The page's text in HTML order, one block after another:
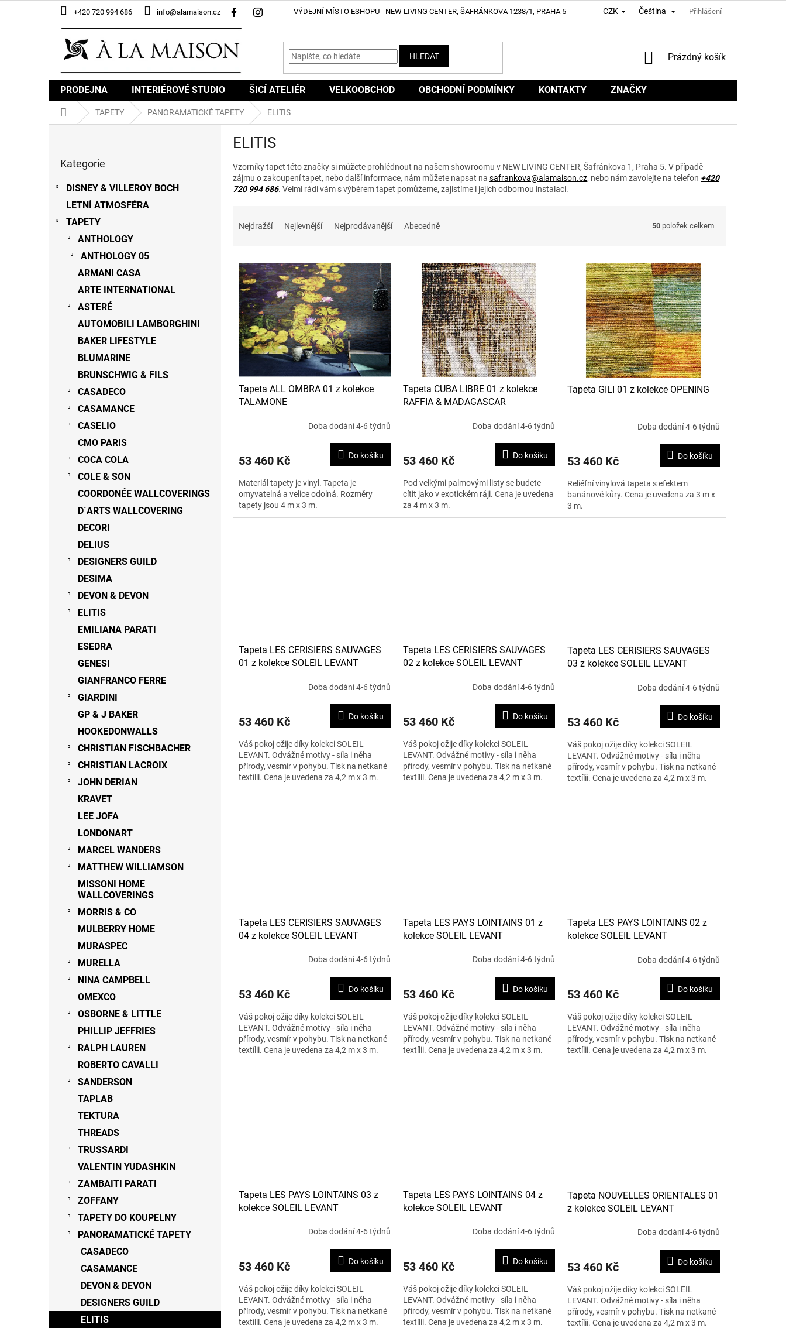
+420 720 994 686 info@alamaison.cz VÝDEJNÍ MÍSTO ESHOPU - NEW LIVING CENTER, ŠAFRÁNKOVA 1238/1, PRAHA 5 CZK Čeština Přihlášení
HLEDAT
NÁKUPNÍ
Prázdný košík
PRODEJNA INTERIÉROVÉ STUDIO ŠICÍ ATELIÉR VELKOOBCHOD OBCHODNÍ PODMÍNKY KONTAKTY ZNAČKY
Domů TAPETY PANORAMATICKÉ TAPETY ELITIS
kategorie
Kategorie
DISNEY & VILLEROY BOCH
LETNÍ ATMOSFÉRA
TAPETY
ANTHOLOGY
ANTHOLOGY 05
ARMANI CASA
ARTE INTERNATIONAL
ASTERÉ
AUTOMOBILI LAMBORGHINI
BAKER LIFESTYLE
BLUMARINE
BRUNSCHWIG & FILS
CASADECO
CASAMANCE
CASELIO
CMO PARIS
COCA COLA
COLE & SON
COORDONÉE WALLCOVERINGS
D´ARTS WALLCOVERING
DECORI
DELIUS
DESIGNERS GUILD
DESIMA
DEVON & DEVON
ELITIS
EMILIANA PARATI
ESEDRA
GENESI
GIANFRANCO FERRE
GIARDINI
GP & J BAKER
HOOKEDONWALLS
CHRISTIAN FISCHBACHER
CHRISTIAN LACROIX
JOHN DERIAN
KRAVET
LEE JOFA
LONDONART
MARCEL WANDERS
MATTHEW WILLIAMSON
MISSONI HOME
WALLCOVERINGS
MORRIS & CO
MULBERRY HOME
MURASPEC
MURELLA
NINA CAMPBELL
OMEXCO
OSBORNE & LITTLE
PHILLIP JEFFRIES
RALPH LAUREN
ROBERTO CAVALLI
SANDERSON
TAPLAB
TEKTURA
THREADS
TRUSSARDI
VALENTIN YUDASHKIN
ZAMBAITI PARATI
ZOFFANY
TAPETY DO KOUPELNY
PANORAMATICKÉ TAPETY
CASADECO
CASAMANCE
DEVON & DEVON
DESIGNERS GUILD
ELITIS
ELITIS
Vzorníky tapet této značky si můžete prohlédnout na našem showroomu v NEW LIVING CENTER, Šafránkova 1, Praha 5. V případě
zájmu o zakoupení tapet, nebo další informace, nám můžete napsat na safrankova@alamaison.cz, nebo nám zavolejte na telefon +420
720 994 686. Velmi rádi vám s výběrem tapet pomůžeme, zajistíme i jejich odbornou instalaci.
Nejdražší Nejlevnější Nejprodávanější Abecedně 50 položek celkem
V
Tapeta ALL OMBRA 01 z kolekce
TALAMONE
Doba dodání 4-6 týdnů
53 460 Kč Do košíku
Materiál tapety je vinyl. Tapeta je
omyvatelná a velice odolná. Rozměry
tapety jsou 4 m x 3 m.
Tapeta CUBA LIBRE 01 z kolekce
RAFFIA & MADAGASCAR
Doba dodání 4-6 týdnů
53 460 Kč Do košíku
Pod velkými palmovými listy se budete
cítit jako v exotickém ráji. Cena je uvedena
za 4 m x 3 m.
Tapeta GILI 01 z kolekce OPENING
Doba dodání 4-6 týdnů
53 460 Kč Do košíku
Reliéfní vinylová tapeta s efektem
banánové kůry. Cena je uvedena za 3 m x
3 m.
Tapeta LES CERISIERS SAUVAGES
01 z kolekce SOLEIL LEVANT
Doba dodání 4-6 týdnů
53 460 Kč Do košíku
Váš pokoj ožije díky kolekci SOLEIL
LEVANT. Odvážné motivy - síla i něha
přírody, vesmír v pohybu. Tisk na netkané
textílii. Cena je uvedena za 4,2 m x 3 m.
Tapeta LES CERISIERS SAUVAGES
02 z kolekce SOLEIL LEVANT
Doba dodání 4-6 týdnů
53 460 Kč Do košíku
Váš pokoj ožije díky kolekci SOLEIL
LEVANT. Odvážné motivy - síla i něha
přírody, vesmír v pohybu. Tisk na netkané
textílii. Cena je uvedena za 4,2 m x 3 m.
Tapeta LES CERISIERS SAUVAGES
03 z kolekce SOLEIL LEVANT
Doba dodání 4-6 týdnů
53 460 Kč Do košíku
Váš pokoj ožije díky kolekci SOLEIL
LEVANT. Odvážné motivy - síla i něha
přírody, vesmír v pohybu. Tisk na netkané
textílii. Cena je uvedena za 4,2 m x 3 m.
Tapeta LES CERISIERS SAUVAGES
04 z kolekce SOLEIL LEVANT
Doba dodání 4-6 týdnů
53 460 Kč Do košíku
Váš pokoj ožije díky kolekci SOLEIL
LEVANT. Odvážné motivy - síla i něha
přírody, vesmír v pohybu. Tisk na netkané
textílii. Cena je uvedena za 4,2 m x 3 m.
Tapeta LES PAYS LOINTAINS 01 z
kolekce SOLEIL LEVANT
Doba dodání 4-6 týdnů
53 460 Kč Do košíku
Váš pokoj ožije díky kolekci SOLEIL
LEVANT. Odvážné motivy - síla i něha
přírody, vesmír v pohybu. Tisk na netkané
textílii. Cena je uvedena za 4,2 m x 3 m.
Tapeta LES PAYS LOINTAINS 02 z
kolekce SOLEIL LEVANT
Doba dodání 4-6 týdnů
53 460 Kč Do košíku
Váš pokoj ožije díky kolekci SOLEIL
LEVANT. Odvážné motivy - síla i něha
přírody, vesmír v pohybu. Tisk na netkané
textílii. Cena je uvedena za 4,2 m x 3 m.
Tapeta LES PAYS LOINTAINS 03 z
kolekce SOLEIL LEVANT
Doba dodání 4-6 týdnů
53 460 Kč Do košíku
Váš pokoj ožije díky kolekci SOLEIL
LEVANT. Odvážné motivy - síla i něha
přírody, vesmír v pohybu. Tisk na netkané
textílii. Cena je uvedena za 4,2 m x 3 m.
Tapeta LES PAYS LOINTAINS 04 z
kolekce SOLEIL LEVANT
Doba dodání 4-6 týdnů
53 460 Kč Do košíku
Váš pokoj ožije díky kolekci SOLEIL
LEVANT. Odvážné motivy - síla i něha
přírody, vesmír v pohybu. Tisk na netkané
textílii. Cena je uvedena za 4,2 m x 3 m.
Tapeta NOUVELLES ORIENTALES 01
z kolekce SOLEIL LEVANT
Doba dodání 4-6 týdnů
53 460 Kč Do košíku
Váš pokoj ožije díky kolekci SOLEIL
LEVANT. Odvážné motivy - síla i něha
přírody, vesmír v pohybu. Tisk na netkané
textílii. Cena je uvedena za 4,2 m x 3 m.